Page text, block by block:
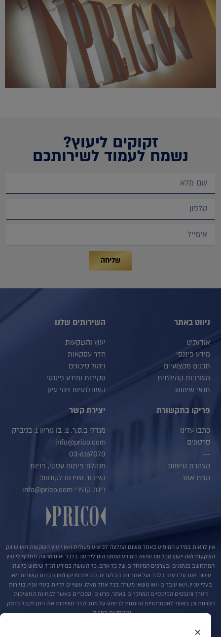
זקוקים ליעוץ?
נשמח לעמוד לשירותכם
שליחה
ניווט באתר
אודותינו
מידע פיננסי
תכנים מקצועיים
מעורבות קהילתית
תנאי שימוש
השירותים שלנו
יעוץ והשקעות
חדר עסקאות
ניהול סיכונים
סקירות ומידע פיננסי
השתלמויות וימי עיון
פריקו בתקשורת
כתבו עלינו
סרטונים
---
הצהרת נגישות
מפת אתר
יצירת קשר
מגדלי ב.ס.ר. 2, בן גוריון 1, בניברק
info@prico.com
03-6167070
מנהלת פיתוח עסקי, פניות
הציבור ושירות לקוחות:
רינת קהירי info@prico.com
אין לראות במידע המופיע באתר משום המלצה לביצוע פעולות ו/או ייעוץ השקעות ו/או שיווק
השקעות ו/או ייעוץ מכל סוג שהוא. המידע המוצג הינו לידיעה בלבד ואינו מהווה תחליף לייעוץ
המתחשב בנתונים ובצרכים המיוחדים של כל אדם. כל העושה במידע הנ"ל שימוש כלשהו –
עושה זאת על דעתו בלבד ועל אחריותו הבלעדית. קבוצת פריקו ו/או חברות קשורות ו/או
בעלי עניין, ו/או עובדים ו/או נושאי משרה בכל אחד מאלו, עשויים להיות בעלי עניין בניירות
הערך והנכסים הפיננסיים המוזכרים באתר. פרטים והסברים באשר לבחינת החשיפות
השונות וכן באשר לאסטרטגיות הניתנות לביצוע על מנת לגדר חשיפות אלו ניתן לקבל בדסק
אנליסטים בפריקו.
בדבר פרטים נוספים באמור לעייל ניתן לפנות למשרדינו בטלפון : 036167070×